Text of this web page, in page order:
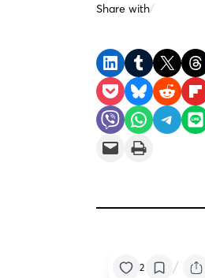
Share with/
Share on LinkedIn Share on Tumblr Share on X Share on Threads
Share on Pocket
Share on Bluesky Share on Reddit Share on Flipboard
Share on Viber
Share on WhatsApp Share on Telegram Share on LINE
Email this Page
Print this Page
2 /